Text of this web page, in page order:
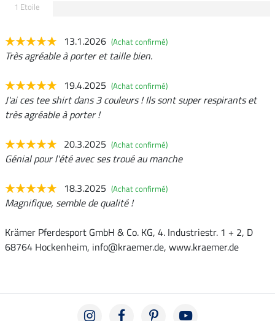
1 Etoile
13.1.2026 (Achat confirmé)
Très agréable à porter et taille bien.
19.4.2025 (Achat confirmé)
J'ai ces tee shirt dans 3 couleurs ! Ils sont super respirants et
très agréable à porter !
20.3.2025 (Achat confirmé)
Génial pour l'été avec ses troué au manche
18.3.2025 (Achat confirmé)
Magnifique, semble de qualité !
Krämer Pferdesport GmbH & Co. KG, 4. Industriestr. 1 + 2, D
68764 Hockenheim, info@kraemer.de, www.kraemer.de